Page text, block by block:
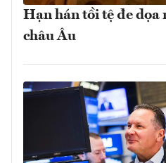
Hạn hán tồi tệ đe dọa
châu Âu